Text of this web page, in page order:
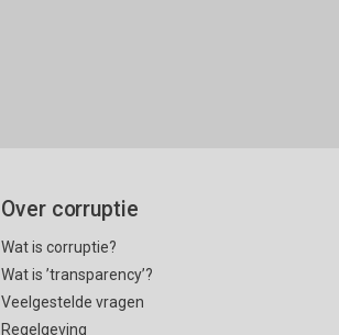
Over corruptie
Wat is corruptie?
Wat is ’transparency’?
Veelgestelde vragen
Regelgeving